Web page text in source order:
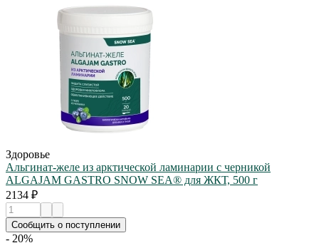
Здоровье
Альгинат-желе из арктической ламинарии с черникой
ALGAJAM GASTRO SNOW SEA® для ЖКТ, 500 г
2134 ₽
Сообщить о поступлении
- 20%